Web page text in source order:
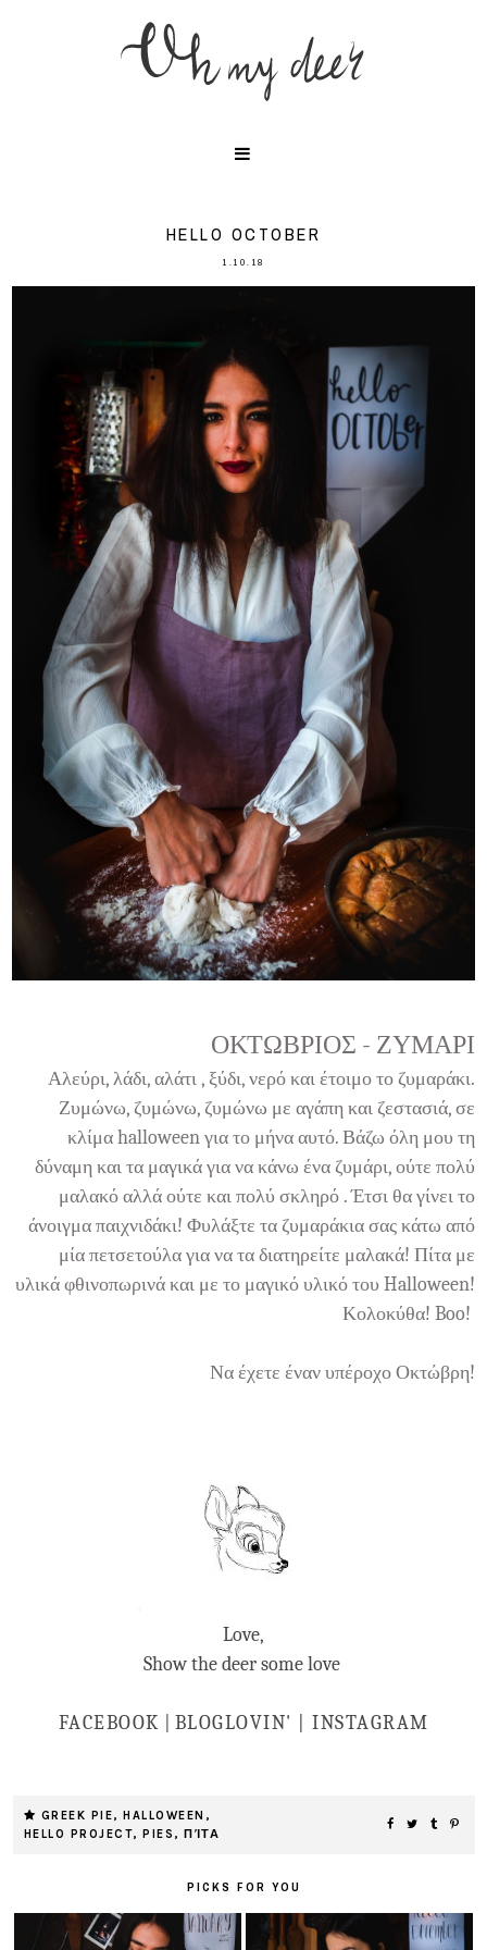
HELLO OCTOBER
1.10.18
ΟΚΤΩΒΡΙΟΣ - ΖΥΜΑΡΙ
Αλεύρι, λάδι, αλάτι , ξύδι, νερό και έτοιμο το ζυμαράκι.
Ζυμώνω, ζυμώνω, ζυμώνω με αγάπη και ζεστασιά, σε
κλίμα halloween για το μήνα αυτό. Βάζω όλη μου τη
δύναμη και τα μαγικά για να κάνω ένα ζυμάρι, ούτε πολύ
μαλακό αλλά ούτε και πολύ σκληρό . Έτσι θα γίνει το
άνοιγμα παιχνιδάκι! Φυλάξτε τα ζυμαράκια σας κάτω από
μία πετσετούλα για να τα διατηρείτε μαλακά! Πίτα με
υλικά φθινοπωρινά και με το μαγικό υλικό του Halloween!
Κολοκύθα! Boo!
Να έχετε έναν υπέροχο Οκτώβρη!
Love,
Show the deer some love
FACEBOOK BLOGLOVIN' | INSTAGRAM
GREEK PIE, HALLOWEEN ,
HELLO PROJECT, PIES , ΠΊΤΑ
PICKS FOR YOU